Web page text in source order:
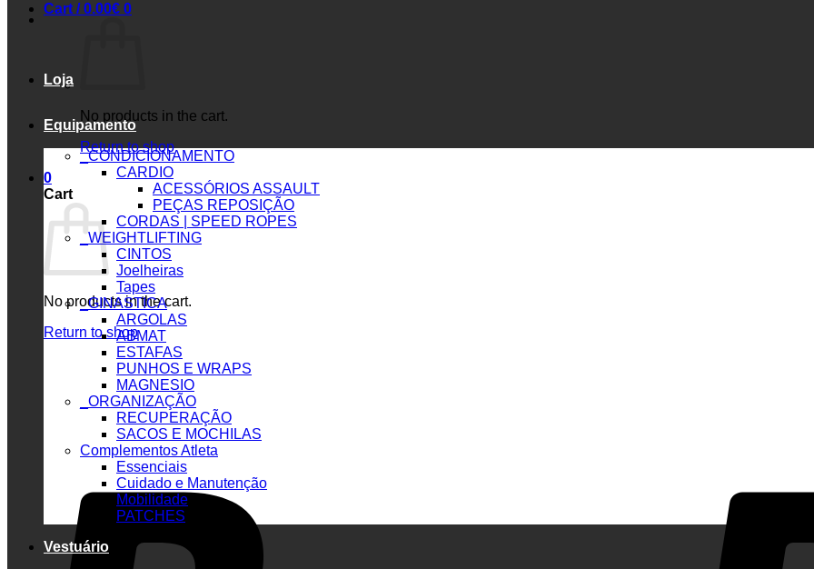
Cart /0.00€ 0
No products in the cart.
Return to shop
0
Cart
No products in the cart.
Return to shop
Loja
Equipamento
_CONDICIONAMENTO
CARDIO
ACESSÓRIOS ASSAULT
PEÇAS REPOSIÇÃO
CORDAS | SPEED ROPES
_WEIGHTLIFTING
CINTOS
Joelheiras
Tapes
_GINASTICA
ARGOLAS
ABMAT
ESTAFAS
PUNHOS E WRAPS
MAGNESIO
_ORGANIZAÇÃO
RECUPERAÇÃO
SACOS E MOCHILAS
Complementos Atleta
Essenciais
Cuidado e Manutenção
Mobilidade
PATCHES
Vestuário